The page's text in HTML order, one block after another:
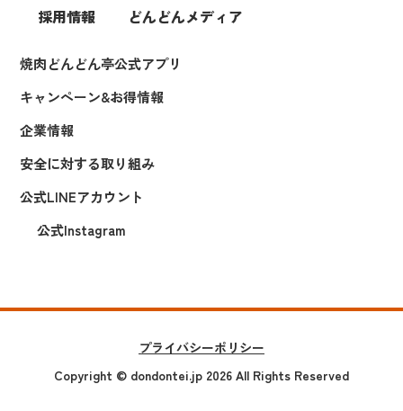
採用情報 どんどんメディア
焼肉どんどん亭公式アプリ
キャンペーン&お得情報
企業情報
安全に対する取り組み
公式LINEアカウント
公式Instagram
Copyright © dondontei.jp 2026 All Rights Reserved
プライバシーポリシー